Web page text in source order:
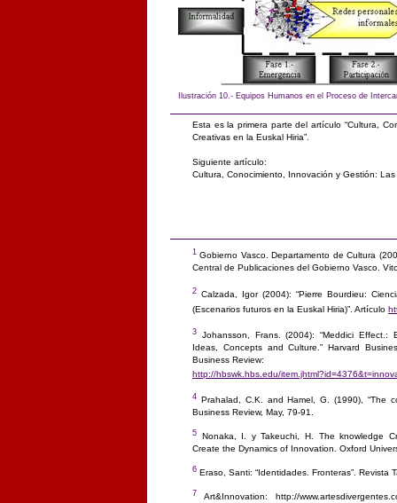
Ilustración 10.- Equipos Humanos en el Proceso de
Esta es la primera parte del artículo “Cultura,
Creativas en la Euskal Hiria”.
Siguiente artículo:
Cultura, Conocimiento, Innovación y Gestión:
1 Gobierno Vasco. Departamento de Cultura
Central de Publicaciones del Gobierno Vasco.
2 Calzada, Igor (2004): “Pierre Bourdieu:
(Escenarios futuros en la Euskal Hiria)”. Artículo
3 Johansson, Frans. (2004): “Meddici
Ideas, Concepts and Culture.” Harvard
Business Review:
http://hbswk.hbs.edu/
4 Prahalad, C.K. and Hamel, G. (1990), “The
Business Review, May, 79-91.
5 Nonaka, I. y Takeuchi, H. The knowledge
Create the Dynamics of Innovation. Oxford
6 Eraso, Santi: “Identidades. Fronteras”. Revista
7 Art&Innovation: http://